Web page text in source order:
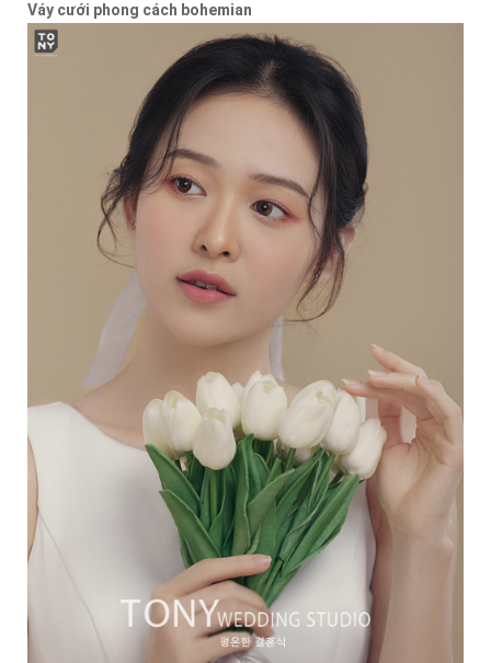
Váy cưới phong cách bohemian